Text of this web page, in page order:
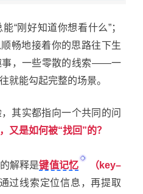
“刚好知道你想看什么”；
畅地接着你的思路往下生
事，一些零散的线索——一
能勾起完整的场景。
其实都指向一个共同的问
又是如何被“找回”的？
解释是键值记忆
（key–
过线索定位信息，再提取